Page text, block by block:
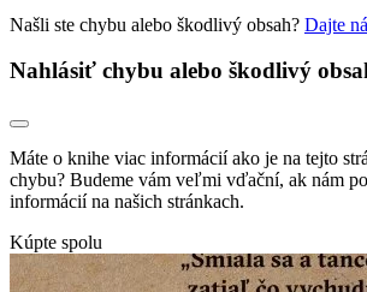
Našli ste chybu alebo škodlivý obsah? Dajte
Nahlásiť chybu alebo škodlivý
Máte o knihe viac informácií ako je na tejto
chybu? Budeme vám veľmi vďační, ak nám
informácií na našich stránkach.
Kúpte spolu